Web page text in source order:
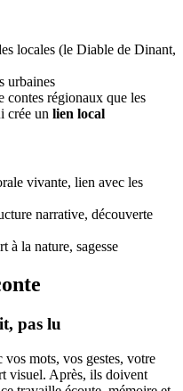
locales (le Diable de Dinant,
urbaines
régionaux que les
crée un lien local
vivante, lien avec les
narrative, découverte
à la nature, sagesse
pas lu
mots, vos gestes, votre
visuel. Après, ils doivent